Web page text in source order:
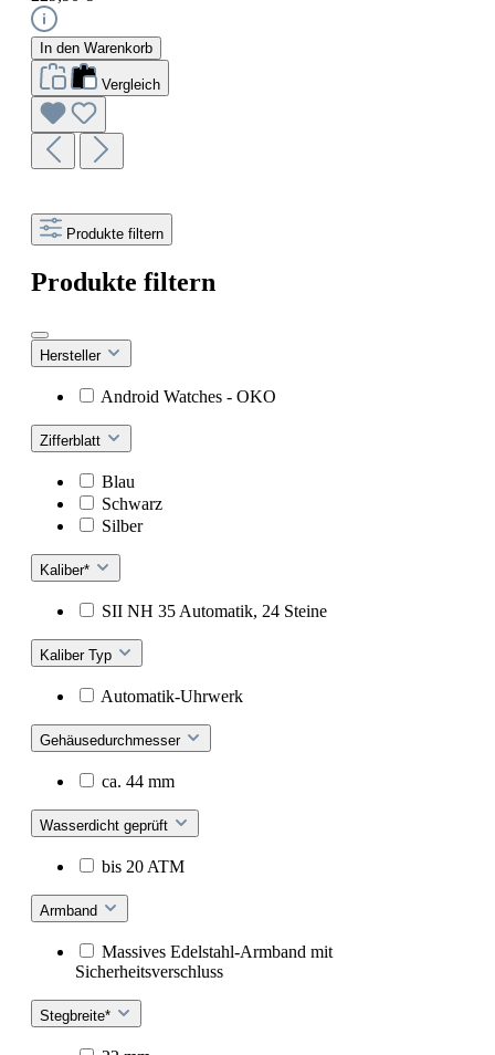
In den Warenkorb
Vergleich
Produkte filtern
Produkte filtern
Hersteller
Android Watches - OKO
Zifferblatt
Blau
Schwarz
Silber
Kaliber*
SII NH 35 Automatik, 24 Steine
Kaliber Typ
Automatik-Uhrwerk
Gehäusedurchmesser
ca. 44 mm
Wasserdicht geprüft
bis 20 ATM
Armband
Massives Edelstahl-Armband mit
Sicherheitsverschluss
Stegbreite*